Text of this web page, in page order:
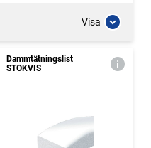
Visa
Dammtätningslist
STOKVIS